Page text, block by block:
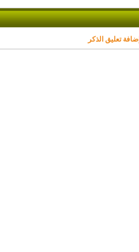
إضافة تعليق الذكر